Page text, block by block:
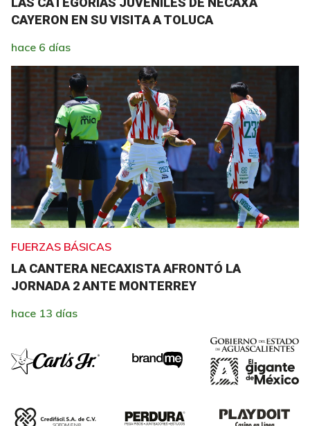
CAYERON EN SU VISITA A TOLUCA
hace 6 días
FUERZAS BÁSICAS
LA CANTERA NECAXISTA AFRONTÓ LA
JORNADA 2 ANTE MONTERREY
hace 13 días